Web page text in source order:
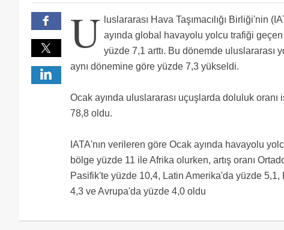
U
luslararası Hava Taşımacılığı Birliği'nin
ayında global havayolu yolcu trafiği geçen
yüzde 7,1 arttı. Bu dönemde uluslararası
aynı dönemine göre yüzde 7,3 yükseldi.
Ocak ayında uluslararası uçuşlarda doluluk oranı
78,8 oldu.
IATA'nın verileren göre Ocak ayında havayolu
bölge yüzde 11 ile Afrika olurken, artış oranı
Pasifik'te yüzde 10,4, Latin Amerika'da yüzde
4,3 ve Avrupa'da yüzde 4,0 oldu